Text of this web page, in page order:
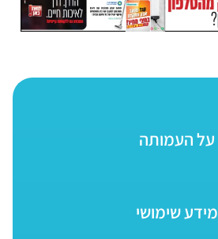
על העמותה
מידע שימושי